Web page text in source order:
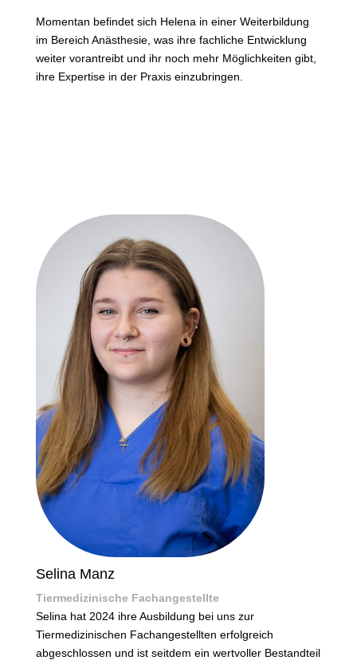
Momentan befindet sich Helena in einer Weiterbildung
im Bereich Anästhesie, was ihre fachliche Entwicklung
weiter vorantreibt und ihr noch mehr Möglichkeiten gibt,
ihre Expertise in der Praxis einzubringen.
Selina Manz
Tiermedizinische Fachangestellte
Selina hat 2024 ihre Ausbildung bei uns zur
Tiermedizinischen Fachangestellten erfolgreich
abgeschlossen und ist seitdem ein wertvoller Bestandteil